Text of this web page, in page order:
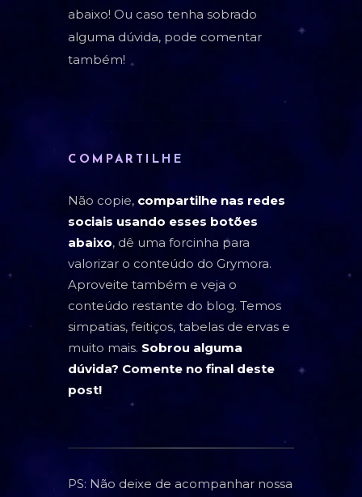
abaixo! Ou caso tenha sobrado
alguma dúvida, pode comentar
também!
COMPARTILHE
Não copie, compartilhe nas redes
sociais usando esses botões
abaixo, dê uma forcinha para
valorizar o conteúdo do Grymora.
Aproveite também e veja o
conteúdo restante do blog. Temos
simpatias, feitiços, tabelas de ervas e
muito mais. Sobrou alguma
dúvida? Comente no final deste
post!
PS: Não deixe de acompanhar nossa